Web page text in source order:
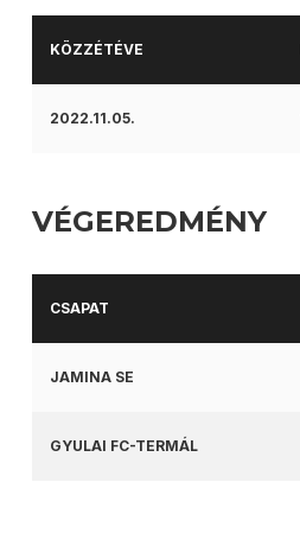
KÖZZÉTÉVE
2022.11.05.
VÉGEREDMÉNY
CSAPAT
JAMINA SE
GYULAI FC-TERMÁL